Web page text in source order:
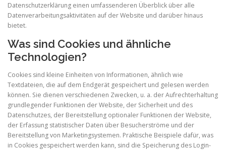
Datenschutzerklärung einen umfassenderen Überblick über alle
Datenverarbeitungsaktivitäten auf der Website und darüber hinaus
bietet.
Was sind Cookies und ähnliche
Technologien?
Cookies sind kleine Einheiten von Informationen, ähnlich wie
Textdateien, die auf dem Endgerät gespeichert und gelesen werden
können. Sie dienen verschiedenen Zwecken, u. a. der Aufrechterhaltung
grundlegender Funktionen der Website, der Sicherheit und des
Datenschutzes, der Bereitstellung optionaler Funktionen der Website,
der Erfassung statistischer Daten über Besucherströme und der
Bereitstellung von Marketingsystemen. Praktische Beispiele dafür, was
in Cookies gespeichert werden kann, sind die Speicherung des Login-